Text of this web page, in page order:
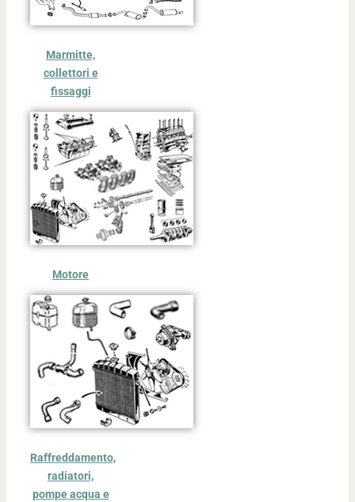
Marmitte,
collettori e
fissaggi
Motore
Raffreddamento,
radiatori,
pompe acqua e